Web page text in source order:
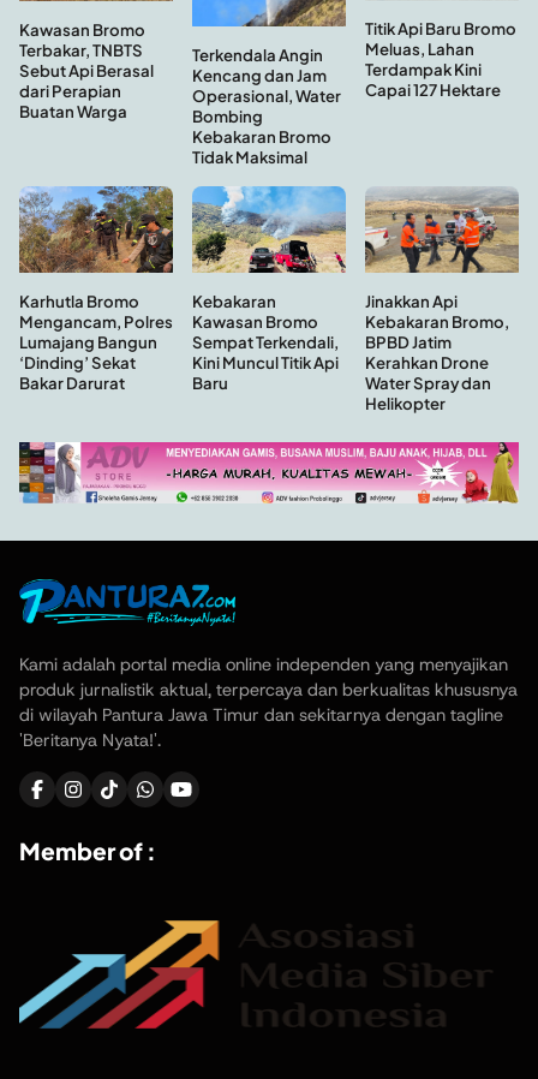
Kawasan Bromo
Terbakar, TNBTS
Sebut Api Berasal
dari Perapian
Buatan Warga
Terkendala Angin
Kencang dan Jam
Operasional, Water
Bombing
Kebakaran Bromo
Tidak Maksimal
Titik Api Baru Bromo
Meluas, Lahan
Terdampak Kini
Capai 127 Hektare
Karhutla Bromo
Mengancam, Polres
Lumajang Bangun
‘Dinding’ Sekat
Bakar Darurat
Kebakaran
Kawasan Bromo
Sempat Terkendali,
Kini Muncul Titik Api
Baru
Jinakkan Api
Kebakaran Bromo,
BPBD Jatim
Kerahkan Drone
Water Spray dan
Helikopter
Kami adalah portal media online independen yang menyajikan
produk jurnalistik aktual, terpercaya dan berkualitas khususnya
di wilayah Pantura Jawa Timur dan sekitarnya dengan tagline
'Beritanya Nyata!'.
Member of :